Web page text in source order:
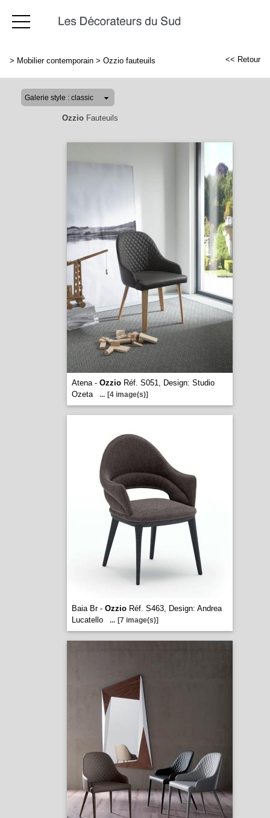
> Mobilier contemporain > Ozzio fauteuils << Retour
OzzioFauteuils
Atena - OzzioRéf. S051, Design: Studio
Ozeta
... [4 image(s)]
Baia Br - OzzioRéf. S463, Design: Andrea
Lucatello
... [7 image(s)]